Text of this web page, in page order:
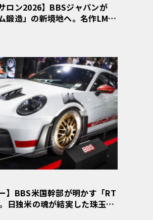
ロン2026】BBSジャパンが
鍛造」の新境地へ。名作LMの
テガ22インチも一挙公開〈P
】BBS米国幹部が明かす「RT
日独米の魂が結実した珠玉の
ール〈PR〉